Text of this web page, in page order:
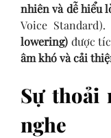
nhiên và dễ hiểu
Voice
lowering) được
âm khó và cải
Sự thoải
nghe